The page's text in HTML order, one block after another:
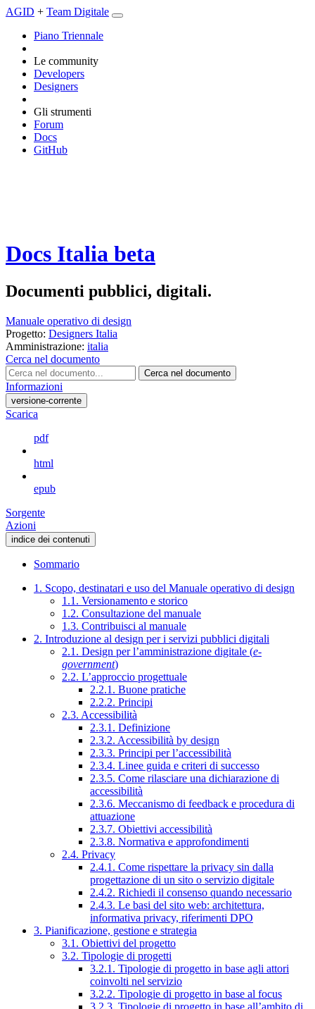
AGID + Team Digitale
Piano Triennale
Le community
Developers
Designers
Gli strumenti
Forum
Docs
GitHub
Docs Italia beta
Documenti pubblici, digitali.
Manuale operativo di design
Progetto: Designers Italia
Amministrazione: italia
Cerca nel documento
Cerca nel documento
Informazioni
versione-corrente
Scarica
pdf
html
epub
Sorgente
Azioni
indice dei contenuti
Sommario
1. Scopo, destinatari e uso del Manuale operativo di design
1.1. Versionamento e storico
1.2. Consultazione del manuale
1.3. Contribuisci al manuale
2. Introduzione al design per i servizi pubblici digitali
2.1. Design per l’amministrazione digitale (e-
government)
2.2. L’approccio progettuale
2.2.1. Buone pratiche
2.2.2. Principi
2.3. Accessibilità
2.3.1. Definizione
2.3.2. Accessibilità by design
2.3.3. Principi per l’accessibilità
2.3.4. Linee guida e criteri di successo
2.3.5. Come rilasciare una dichiarazione di
accessibilità
2.3.6. Meccanismo di feedback e procedura di
attuazione
2.3.7. Obiettivi accessibilità
2.3.8. Normativa e approfondimenti
2.4. Privacy
2.4.1. Come rispettare la privacy sin dalla
progettazione di un sito o servizio digitale
2.4.2. Richiedi il consenso quando necessario
2.4.3. Le basi del sito web: architettura,
informativa privacy, riferimenti DPO
3. Pianificazione, gestione e strategia
3.1. Obiettivi del progetto
3.2. Tipologie di progetti
3.2.1. Tipologie di progetto in base agli attori
coinvolti nel servizio
3.2.2. Tipologie di progetto in base al focus
3.2.3. Tipologie di progetto in base all’ambito di